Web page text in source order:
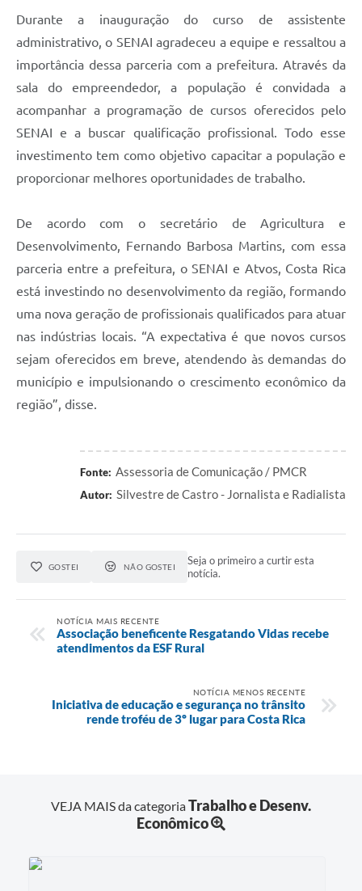
Durante a inauguração do curso de assistente
administrativo, o SENAI agradeceu a equipe e ressaltou a
importância dessa parceria com a prefeitura. Através da
sala do empreendedor, a população é convidada a
acompanhar a programação de cursos oferecidos pelo
SENAI e a buscar qualificação profissional. Todo esse
investimento tem como objetivo capacitar a população e
proporcionar melhores oportunidades de trabalho.
De acordo com o secretário de Agricultura e
Desenvolvimento, Fernando Barbosa Martins, com essa
parceria entre a prefeitura, o SENAI e Atvos, Costa Rica
está investindo no desenvolvimento da região, formando
uma nova geração de profissionais qualificados para atuar
nas indústrias locais. “A expectativa é que novos cursos
sejam oferecidos em breve, atendendo às demandas do
município e impulsionando o crescimento econômico da
região”, disse.
Fonte: Assessoria de Comunicação / PMCR
Autor: Silvestre de Castro - Jornalista e Radialista
GOSTEI NÃO GOSTEI
Seja o primeiro a curtir esta
notícia.
NOTÍCIA MAIS RECENTE
Associação beneficente Resgatando Vidas recebe
atendimentos da ESF Rural
NOTÍCIA MENOS RECENTE
Iniciativa de educação e segurança no trânsito
rende troféu de 3º lugar para Costa Rica
VEJA MAIS da categoriaTrabalho e Desenv.
Econômico